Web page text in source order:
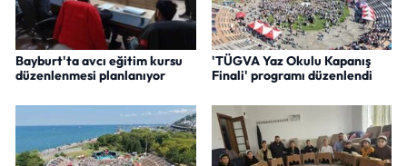
Bayburt'ta avcı eğitim kursu
düzenlenmesi planlanıyor
'TÜGVA Yaz Okulu Kapanış
Finali' programı düzenlendi